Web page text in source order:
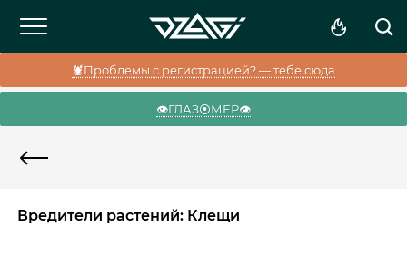
🦞Проблемы с регистрацией? — тебе сюда
👁️ГЛАЗ⦿МЕР👁️
Вредители растений: Клещи